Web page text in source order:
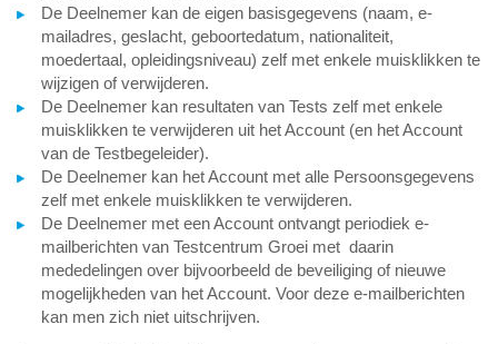
De Deelnemer kan de eigen basisgegevens (naam, e-
mailadres, geslacht, geboortedatum, nationaliteit,
moedertaal, opleidingsniveau) zelf met enkele muisklikken te
wijzigen of verwijderen.
De Deelnemer kan resultaten van Tests zelf met enkele
muisklikken te verwijderen uit het Account (en het Account
van de Testbegeleider).
De Deelnemer kan het Account met alle Persoonsgegevens
zelf met enkele muisklikken te verwijderen.
De Deelnemer met een Account ontvangt periodiek e-
mailberichten van Testcentrum Groei met daarin
mededelingen over bijvoorbeeld de beveiliging of nieuwe
mogelijkheden van het Account. Voor deze e-mailberichten
kan men zich niet uitschrijven.